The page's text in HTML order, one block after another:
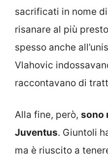
sacrificati in nome
risanare al più
spesso anche
Vlahovic
raccontavano di
Alla fine, però, sono
Juventus. Giuntoli
ma è riuscito a